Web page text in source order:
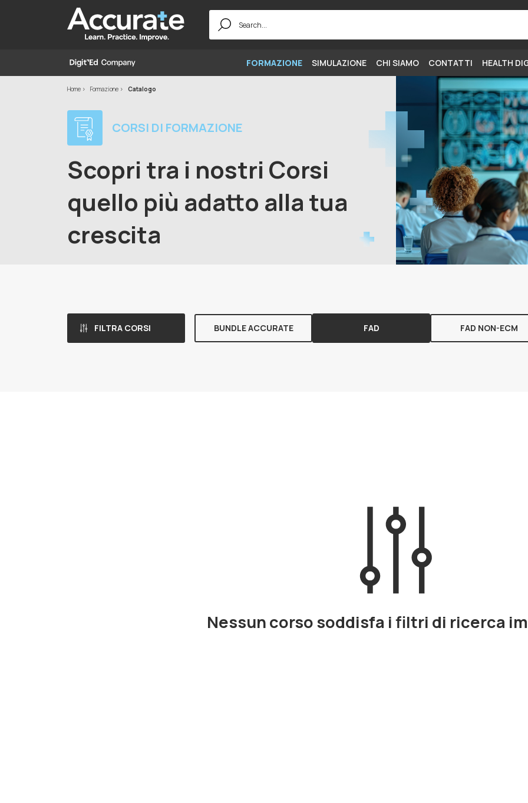
Search
for:
FORMAZIONE SIMULAZIONE CHI SIAMO CONTATTI HEALTH
Home Formazione Catalogo
CORSI DI FORMAZIONE
Scopri tra i nostri Corsi
quello più adatto alla tua
crescita
FILTRA CORSI BUNDLE ACCURATE FAD FAD NON-ECM
Nessun corso soddisfa i filtri di ricerca